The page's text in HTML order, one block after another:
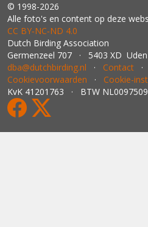
© 1998-2026
Alle foto's en content op deze
CC BY‑NC‑ND 4.0
Dutch Birding Association
Germenzeel 707 · 5403 XD Uden
dba@dutchbirding.nl · Contact ·
Cookievoorwaarden · Cookie-
KvK 41201763 · BTW